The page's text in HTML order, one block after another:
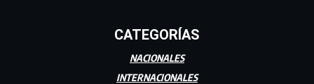
CATEGORÍAS
NACIONALES
INTERNACIONALES